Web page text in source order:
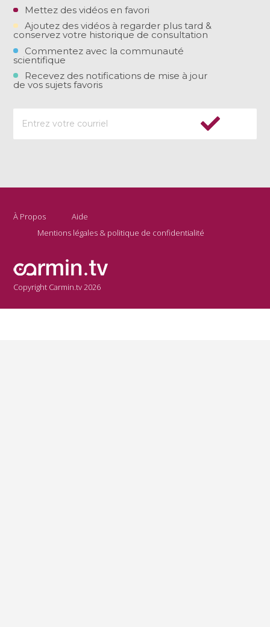
Mettez des vidéos en favori
Ajoutez des vidéos à regarder plus tard &
conservez votre historique de consultation
Commentez avec la communauté
scientifique
Recevez des notifications de mise à jour
de vos sujets favoris
À Propos
Aide
Mentions légales & politique de confidentialité
Copyright Carmin.tv 2026